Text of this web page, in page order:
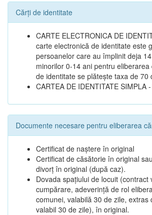
Cărți de identitate
CARTE ELECTRONICA DE
carte electronică de identitate este
persoanelor care au împlinit deja
minorilor 0-14 ani pentru
de identitate se plătește taxa de 70
CARTEA DE IDENTITATE SIMPLA
Documente necesare pentru eliberarea
Certificat de naștere în original
Certificat de căsătorie în original
divorț în original (după caz).
Dovada spațiului de locuit (contract
cumpărare, adeverință de rol
comunei, valabilă 30 de zile, extras
valabil 30 de zile), în original.